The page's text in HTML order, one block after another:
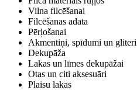
Vilna filcēšanai
Filcēšanas adata
Pērļošanai
Akmentiņi, spīdumi un gliteri
Dekupāža
Lakas un līmes dekupāžai
Otas un citi aksesuāri
Plaisu lakas